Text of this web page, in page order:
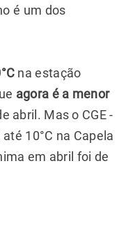
é um dos
na estação
agora é a menor
abril. Mas o CGE -
10°C na Capela
em abril foi de